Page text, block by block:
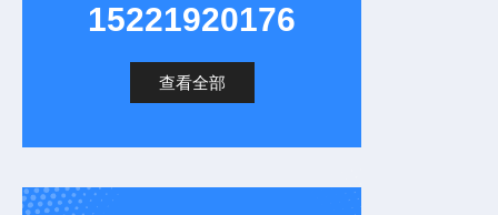
15221920176
查看全部